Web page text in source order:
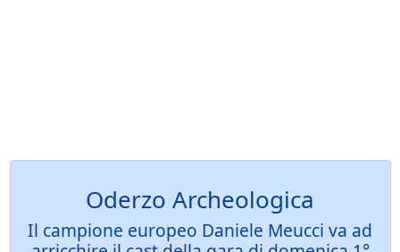
Oderzo Archeologica
Il campione europeo Daniele Meucci va ad